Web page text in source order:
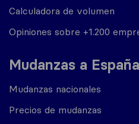
Calculadora de volumen
Opiniones sobre +1.200
Mudanzas a España
Mudanzas nacionales
Precios de mudanzas